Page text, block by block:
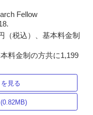
Fellow
（税込）、基本料金制
料金制の方共に1,199
見る